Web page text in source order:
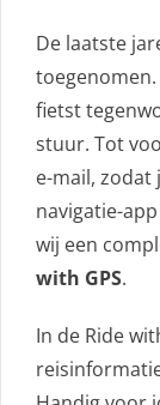
De laatste
fietst
stuur. Tot
e-mail, zodat
navigatie-
wij een
with GPS.
In de Ride